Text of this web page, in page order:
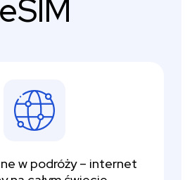
eSIM
w podróży – internet